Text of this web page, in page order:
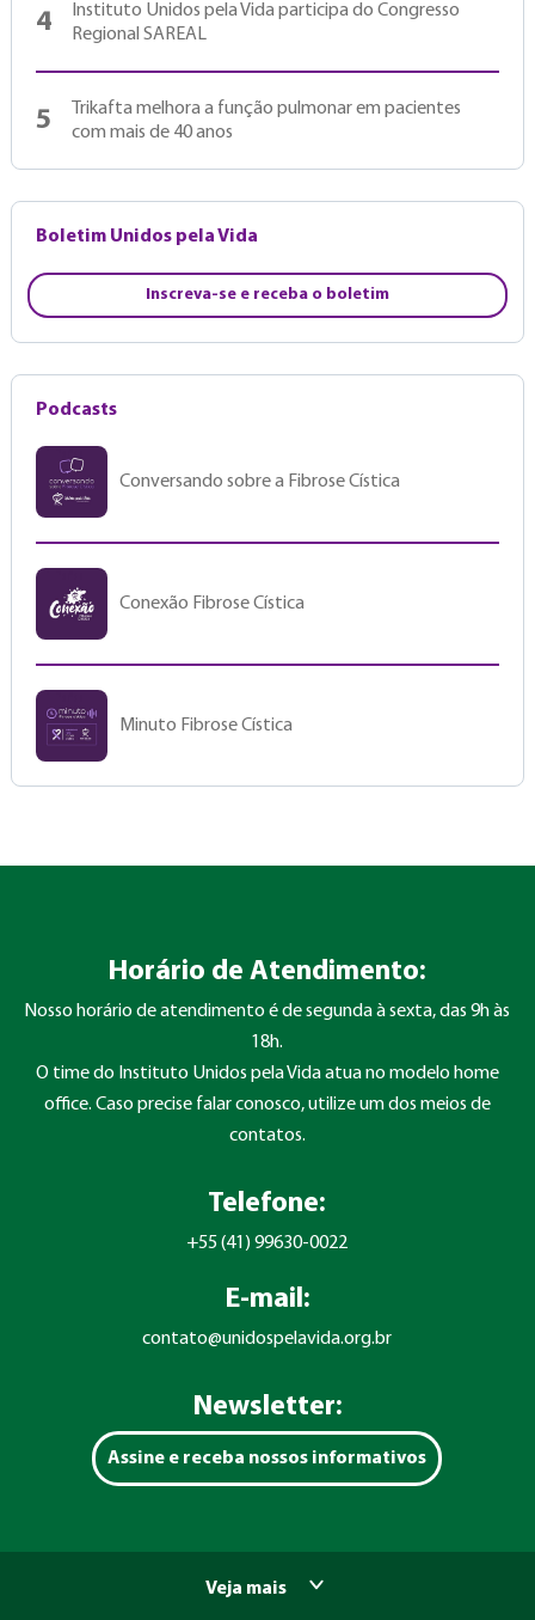
4
Instituto Unidos pela Vida participa do Congresso
Regional SAREAL
5
Trikafta melhora a função pulmonar em pacientes
com mais de 40 anos
Boletim Unidos pela Vida
Inscreva-se e receba o boletim
Podcasts
Conversando sobre a Fibrose Cística
Conexão Fibrose Cística
Minuto Fibrose Cística
Horário de Atendimento:
Nosso horário de atendimento é de segunda à sexta, das 9h às
18h.
O time do Instituto Unidos pela Vida atua no modelo home
office. Caso precise falar conosco, utilize um dos meios de
contatos.
Telefone:
+55 (41) 99630-0022
E-mail:
contato@unidospelavida.org.br
Newsletter:
Assine e receba nossos informativos
Veja mais